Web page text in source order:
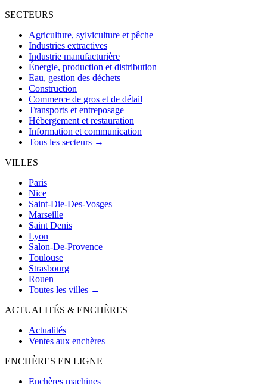
SECTEURS
Agriculture, sylviculture et pêche
Industries extractives
Industrie manufacturière
Énergie, production et distribution
Eau, gestion des déchets
Construction
Commerce de gros et de détail
Transports et entreposage
Hébergement et restauration
Information et communication
Tous les secteurs →
VILLES
Paris
Nice
Saint-Die-Des-Vosges
Marseille
Saint Denis
Lyon
Salon-De-Provence
Toulouse
Strasbourg
Rouen
Toutes les villes →
ACTUALITÉS & ENCHÈRES
Actualités
Ventes aux enchères
ENCHÈRES EN LIGNE
Enchères machines